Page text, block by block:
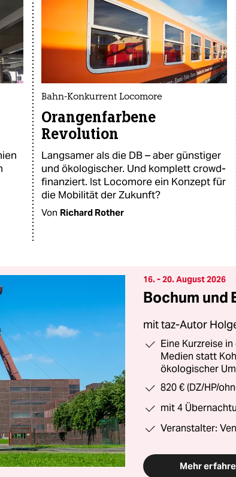
Bahn-Konkurrent Locomore
Orangenfarbene
Revolution
Langsamer als die DB – aber günstiger
und ökologischer. Und komplett crowd-
finanziert. Ist Locomore ein Konzept für
die Mobilität der Zukunft?
Von Richard Rother
16. - 20. August 2026
Bochum und
mit taz-Autor
Eine Kurzreise
Medien statt
ökologischer
820 € (DZ/HP/
mit 4
Veranstalter:
Mehr